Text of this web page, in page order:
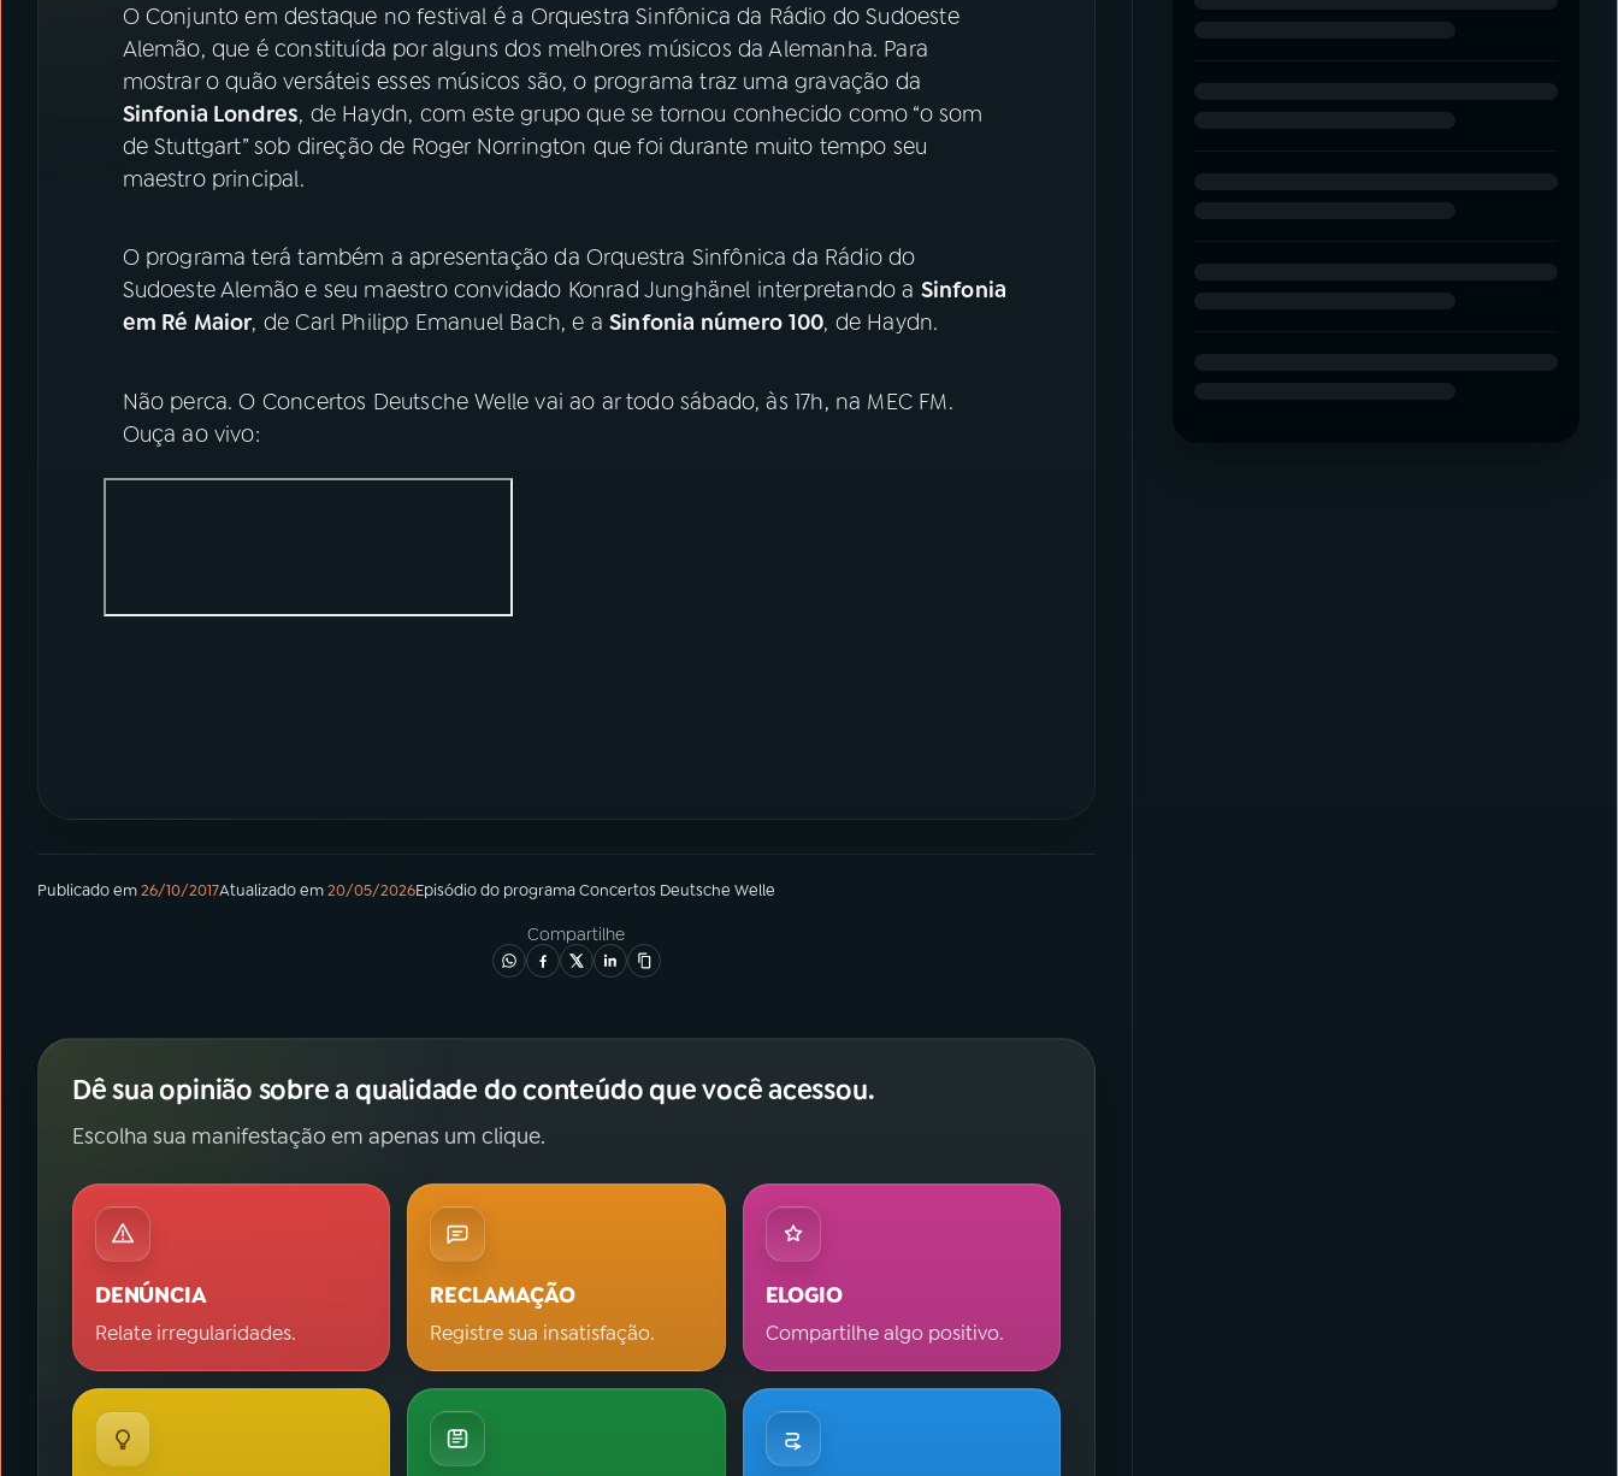
Instagram X
O Conjunto em destaque no festival é a Orquestra Sinfônica da Rádio do Sudoeste
Alemão, que é constituída por alguns dos melhores músicos da Alemanha. Para
mostrar o quão versáteis esses músicos são, o programa traz uma gravação da
Sinfonia Londres, de Haydn, com este grupo que se tornou conhecido como “o som
de Stuttgart” sob direção de Roger Norrington que foi durante muito tempo seu
maestro principal.
O programa terá também a apresentação da Orquestra Sinfônica da Rádio do
Sudoeste Alemão e seu maestro convidado Konrad Junghänel interpretando a Sinfonia
em Ré Maior, de Carl Philipp Emanuel Bach, e a Sinfonia número 100, de Haydn.
Não perca. O Concertos Deutsche Welle vai ao ar todo sábado, às 17h, na MEC FM.
Ouça ao vivo:
Publicado em26/10/2017Atualizado em20/05/2026Episódiodo programaConcertos Deutsche Welle
Compartilhe
Dê sua opinião sobre a qualidade do conteúdo que você acessou.
Escolha sua manifestação em apenas um clique.
DENÚNCIA
Relate irregularidades.
RECLAMAÇÃO
Registre sua insatisfação.
ELOGIO
Compartilhe algo positivo.